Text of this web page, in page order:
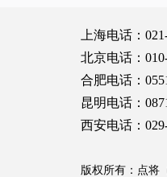
上海电话：
北京电话：
合肥电话：
昆明电话：
西安电话：
版权所有：点